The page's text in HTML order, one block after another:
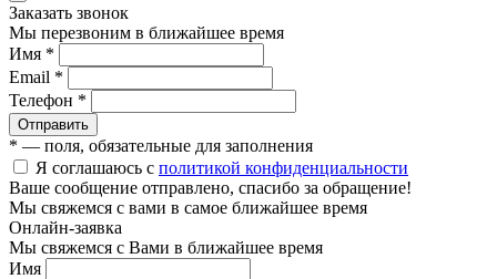
Заказать звонок
Мы перезвоним в ближайшее время
Имя *
Email *
Телефон *
Отправить
* — поля, обязательные для заполнения
Я соглашаюсь с политикой конфиденциальности
Ваше сообщение отправлено, спасибо за обращение!
Мы свяжемся с вами в самое ближайшее время
Онлайн-заявка
Мы свяжемся с Вами в ближайшее время
Имя